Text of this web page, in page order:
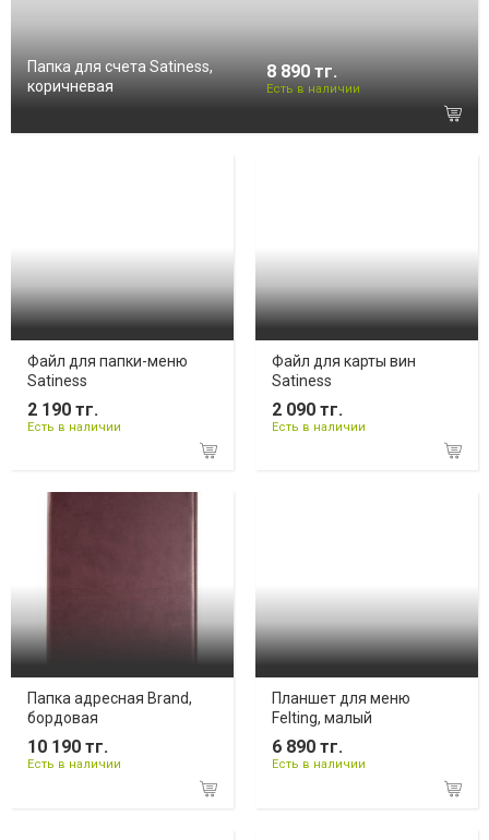
Папка для счета Satiness,
коричневая
8 890 тг.
Есть в наличии
Файл для папки-меню
Satiness
2 190 тг.
Есть в наличии
Файл для карты вин
Satiness
2 090 тг.
Есть в наличии
Папка адресная Brand,
бордовая
10 190 тг.
Есть в наличии
Планшет для меню
Felting, малый
6 890 тг.
Есть в наличии